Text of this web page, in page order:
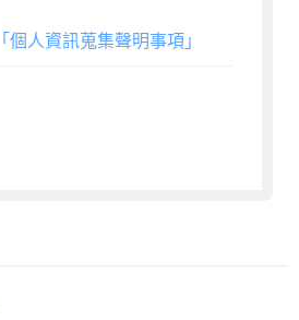
「個人資訊蒐集聲明事項」